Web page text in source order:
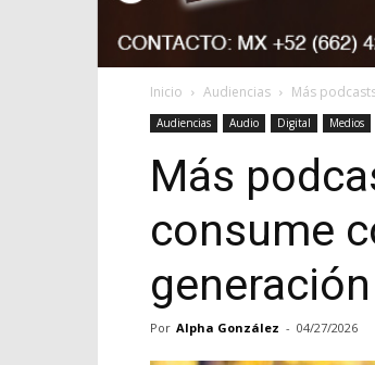
Inicio Audiencias Más
Audiencias Audio Digital Medios
Más
consume
generación
Por Alpha González - 04/27/2026